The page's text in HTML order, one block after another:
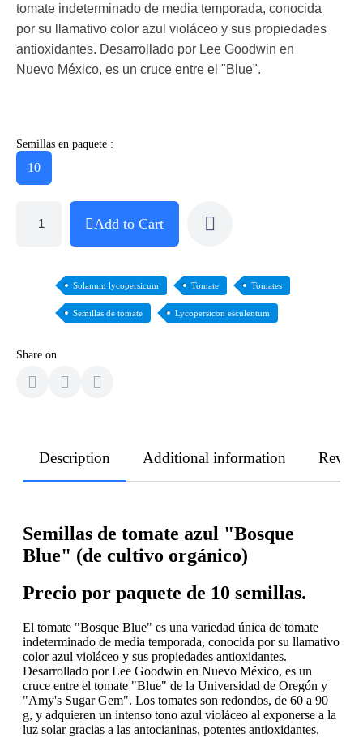
tomate indeterminado de media temporada, conocida
por su llamativo color azul violáceo y sus propiedades
antioxidantes. Desarrollado por Lee Goodwin en
Nuevo México, es un cruce entre el "Blue".
Semillas en paquete :
10
Add to Cart
Solanum lycopersicum Tomate Tomates
Semillas de tomate Lycopersicon esculentum
Share on
Description Additional information
Semillas de tomate azul "Bosque
Blue" (de cultivo orgánico)
Precio por paquete de 10 semillas.
El tomate "Bosque Blue" es una variedad única de tomate
indeterminado de media temporada, conocida por su llamativo
color azul violáceo y sus propiedades antioxidantes.
Desarrollado por Lee Goodwin en Nuevo México, es un
cruce entre el tomate "Blue" de la Universidad de Oregón y
"Amy's Sugar Gem". Los tomates son redondos, de 60 a 90
g, y adquieren un intenso tono azul violáceo al exponerse a la
luz solar gracias a las antocianinas, potentes antioxidantes.